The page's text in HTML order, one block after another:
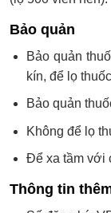
Bảo quản
Bảo quản
kín, để lọ
Bảo quản
Không để lọ
Để xa tầm với
Thông tin